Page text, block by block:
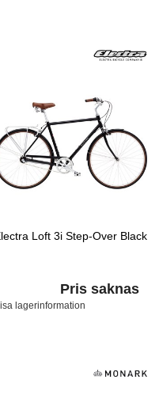
Loft 3i Step-Over Black
Pris saknas
lagerinformation